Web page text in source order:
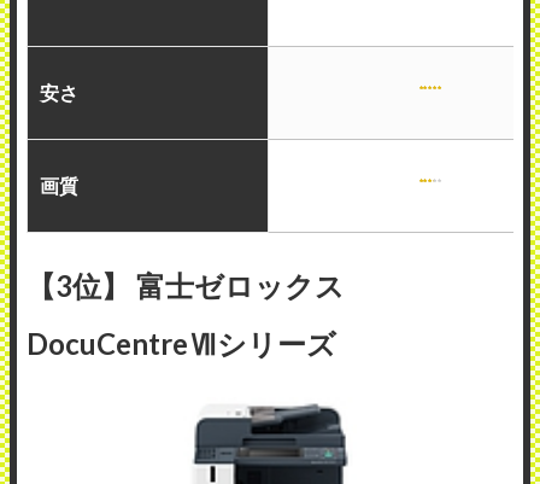
安さ
画質
【3位】 富士ゼロックス
DocuCentreⅦシリーズ